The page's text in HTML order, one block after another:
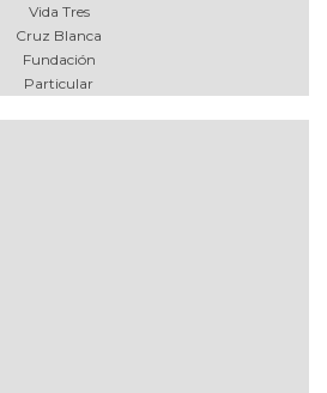
Vida Tres
Cruz Blanca
Fundación
Particular